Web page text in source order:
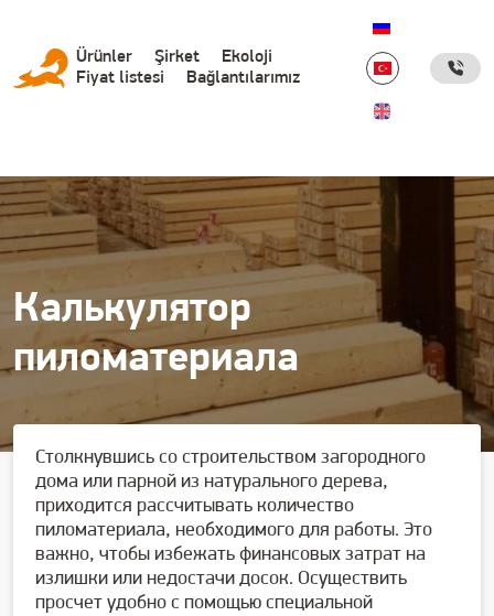
Основная
навигация
Ürünler Şirket
Ekoloji
Fiyat listesi
Bağlantılarımız
Калькулятор
пиломатериала
Столкнувшись со строительством загородного
дома или парной из натурального дерева,
приходится рассчитывать количество
пиломатериала, необходимого для работы. Это
важно, чтобы избежать финансовых затрат на
излишки или недостачи досок. Осуществить
просчет удобно с помощью специальной